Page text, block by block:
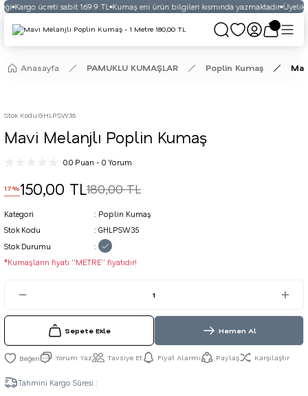
Kargo ücreti sabit 169.9 TL Kumaş eni ürün bilgileri kısmında yazmaktadır Üyelikli
Anasayfa PAMUKLU KUMAŞLAR Poplin Kumaş
Stok Kodu:GHLPSW35
Mavi Melanjlı Poplin Kumaş
0.0 Puan - 0 Yorum
17%150,00 TL180,00 TL
Kategori
Poplin Kumaş
Stok Kodu
GHLPSW35
Stok Durumu
*Kumaşların fiyatı ''METRE'' fiyatıdır!
Sepete Ekle Hemen Al
Yorum Yaz Tavsiye Et Fiyat Alarmı Paylaş Karşılaştır
Tahmini Kargo Süresi :